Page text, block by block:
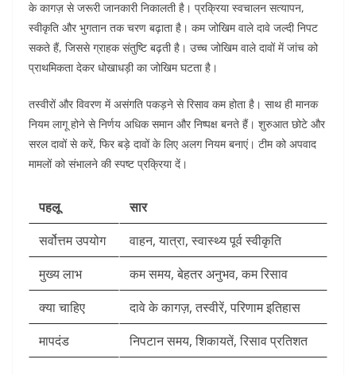
के कागज़ से जरूरी जानकारी निकालती है। प्रक्रिया स्वचालन सत्यापन,
स्वीकृति और भुगतान तक चरण बढ़ाता है। कम जोखिम वाले दावे जल्दी निपट
सकते हैं, जिससे ग्राहक संतुष्टि बढ़ती है। उच्च जोखिम वाले दावों में जांच को
प्राथमिकता देकर धोखाधड़ी का जोखिम घटता है।
तस्वीरों और विवरण में असंगति पकड़ने से रिसाव कम होता है। साथ ही मानक
नियम लागू होने से निर्णय अधिक समान और निष्पक्ष बनते हैं। शुरुआत छोटे और
सरल दावों से करें, फिर बड़े दावों के लिए अलग नियम बनाएं। टीम को अपवाद
मामलों को संभालने की स्पष्ट प्रक्रिया दें।
पहलू
सार
सर्वोत्तम उपयोग
वाहन, यात्रा, स्वास्थ्य पूर्व स्वीकृति
मुख्य लाभ
कम समय, बेहतर अनुभव, कम रिसाव
क्या चाहिए
दावे के कागज़, तस्वीरें, परिणाम इतिहास
मापदंड
निपटान समय, शिकायतें, रिसाव प्रतिशत